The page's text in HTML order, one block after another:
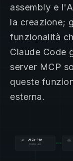
assembly e
la creazione;
funzionalità
Claude Code
server MCP
queste
esterna.